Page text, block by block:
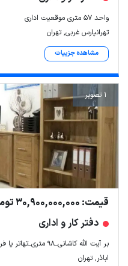
واحد 57 متری موقعیت اداری
تهرانپارس غربی, تهران
مشاهده جزییات
1 تصویر
قیمت: 30,900,000,000 تومان
دفتر کار و اداری
بر آیت الله کاشانی_98 متری_تهاتر یا فروش
اباذر, تهران